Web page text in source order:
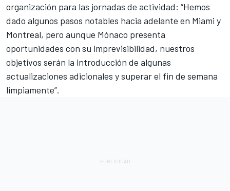
organización para las jornadas de actividad: “Hemos
dado algunos pasos notables hacia adelante en Miami y
Montreal, pero aunque Mónaco presenta
oportunidades con su imprevisibilidad, nuestros
objetivos serán la introducción de algunas
actualizaciones adicionales y superar el fin de semana
limpiamente”.